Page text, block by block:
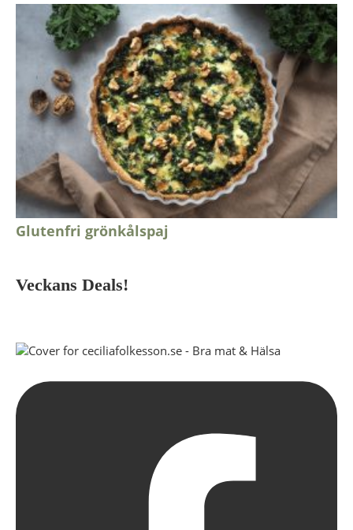
Glutenfri grönkålspaj
Veckans Deals!